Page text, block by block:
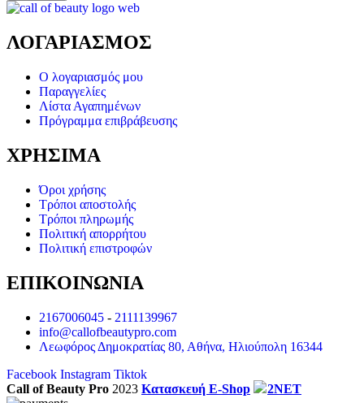
ΛΟΓΑΡΙΑΣΜΟΣ
Ο λογαριασμός μου
Παραγγελίες
Λίστα Αγαπημένων
Πρόγραμμα επιβράβευσης
ΧΡΗΣΙΜΑ
Όροι χρήσης
Τρόποι αποστολής
Τρόποι πληρωμής
Πολιτική απορρήτου
Πολιτική επιστροφών
ΕΠΙΚΟΙΝΩΝΙΑ
2167006045 - 2111139967
info@callofbeautypro.com
Λεωφόρος Δημοκρατίας 80, Αθήνα, Ηλιούπολη 16344
Facebook Instagram Tiktok
Call of Beauty Pro 2023 Κατασκευή E-Shop 2NET